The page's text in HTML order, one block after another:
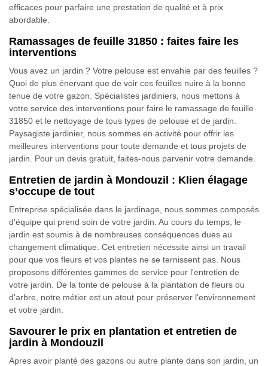
efficaces pour parfaire une prestation de qualité et à prix
abordable.
Ramassages de feuille 31850 : faites faire les
interventions
Vous avez un jardin ? Votre pelouse est envahie par des feuilles ?
Quoi de plus énervant que de voir ces feuilles nuire à la bonne
tenue de votre gazon. Spécialistes jardiniers, nous mettons à
votre service des interventions pour faire le ramassage de feuille
31850 et le nettoyage de tous types de pelouse et de jardin.
Paysagiste jardinier, nous sommes en activité pour offrir les
meilleures interventions pour toute demande et tous projets de
jardin. Pour un devis gratuit, faites-nous parvenir votre demande.
Entretien de jardin à Mondouzil : Klien élagage
s’occupe de tout
Entreprise spécialisée dans le jardinage, nous sommes composés
d'équipe qui prend soin de votre jardin. Au cours du temps, le
jardin est soumis à de nombreuses conséquences dues au
changement climatique. Cet entretien nécessite ainsi un travail
pour que vos fleurs et vos plantes ne se ternissent pas. Nous
proposons différentes gammes de service pour l'entretien de
votre jardin. De la tonte de pelouse à la plantation de fleurs ou
d'arbre, notre métier est un atout pour préserver l'environnement
et votre jardin.
Savourer le prix en plantation et entretien de
jardin à Mondouzil
Apres avoir planté des gazons ou autre plante dans son jardin, un